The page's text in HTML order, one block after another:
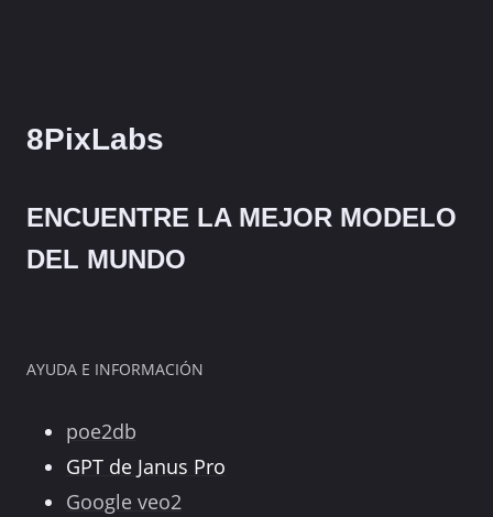
8PixLabs
ENCUENTRE LA MEJOR MODELO
DEL MUNDO
AYUDA E INFORMACIÓN
poe2db
GPT de Janus Pro
Google veo2